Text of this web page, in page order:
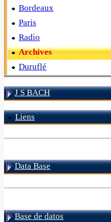
Bordeaux
Paris
Radio
Archives
Duruflé
J S BACH
Liens
Data Base
Base de datos